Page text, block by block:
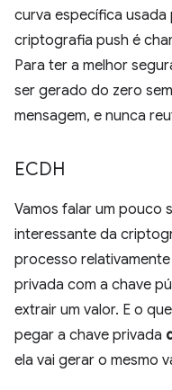
curva específica
criptografia push é
Para ter a melhor
ser gerado do zero
mensagem, e nunca
ECDH
Vamos falar um pouco
interessante da
processo
privada com a chave
extrair um valor. E o
pegar a chave privada
ela vai gerar o mesmo